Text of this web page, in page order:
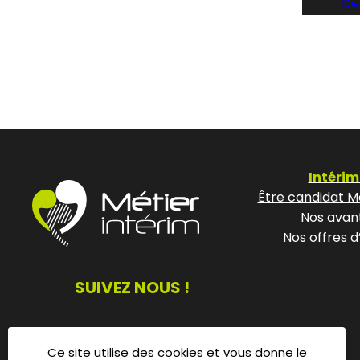
SUIVEZ NOUS !
Être candidat
Nos
Nos offres
Ce site utilise des cookies et vous donne le